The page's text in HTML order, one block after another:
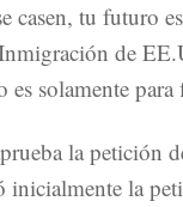
casen, tu futuro
de
solamente
la petición
la